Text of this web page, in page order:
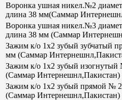
Воронка ушная никел.№2
длина 38 мм(Саммар
Воронка ушная никел.№3
длина 38 мм (Саммар
Зажим к/о 1х2 зубый зубчатый
мм (Саммар
Зажим к/о 1х2 зубый
(Саммар Интернешнл,Пакистан)
Зажим к/о 1х2 зубый прямой №
(Саммар Интернешнл,Пакистан)